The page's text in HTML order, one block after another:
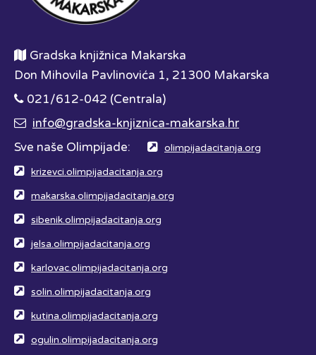
Gradska knjižnica Makarska
Don Mihovila Pavlinovića 1, 21300 Makarska
021/612-042 (Centrala)
info@gradska-knjiznica-makarska.hr
Sve naše Olimpijade:
olimpijadacitanja.org
krizevci.olimpijadacitanja.org
makarska.olimpijadacitanja.org
sibenik.olimpijadacitanja.org
jelsa.olimpijadacitanja.org
karlovac.olimpijadacitanja.org
solin.olimpijadacitanja.org
kutina.olimpijadacitanja.org
ogulin.olimpijadacitanja.org